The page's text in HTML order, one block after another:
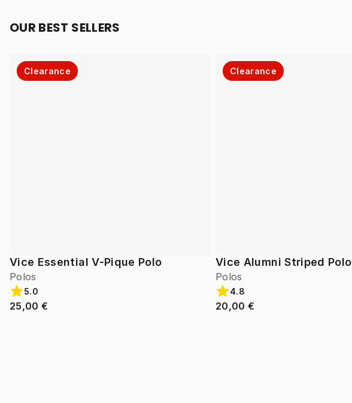
OUR BEST SELLERS
Vice Essential V-Pique Polo
Polos
Clearance
5.0
25,00 €
Vice Alumni Striped Polo
Polos
Clearance
4.8
20,00 €